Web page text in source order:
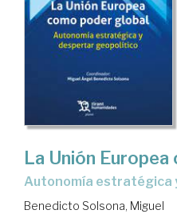
La Unión
Autonomía
Benedicto Solsona, Miguel